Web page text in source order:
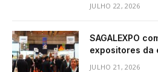
JULHO 22, 2026
SAGALEXPO
expositores da
JULHO 21, 2026